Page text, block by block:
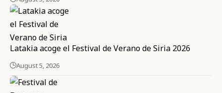
Latakia acoge el Festival de Verano de Siria 2026
August 5, 2026